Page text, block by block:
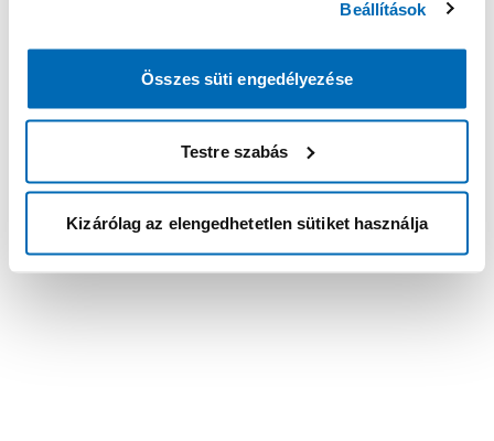
Beállítások
Összes süti engedélyezése
Testre szabás
Kizárólag az elengedhetetlen sütiket használja